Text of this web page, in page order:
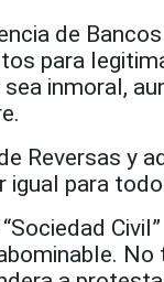
de
para
inmoral,
Reversas y
igual para